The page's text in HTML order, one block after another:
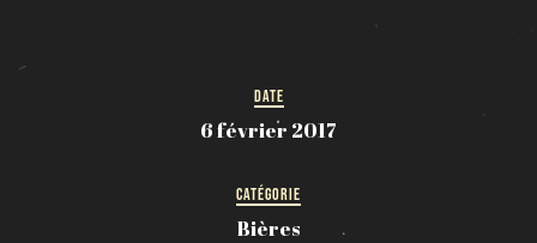
DATE
6 février 2017
CATÉGORIE
Bières